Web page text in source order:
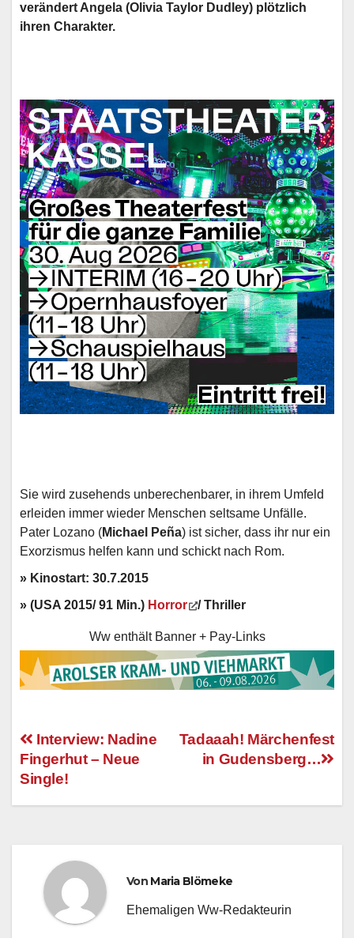
verändert Angela (Olivia Taylor Dudley) plötzlich
ihren Charakter.
Sie wird zusehends unberechenbarer, in ihrem Umfeld
erleiden immer wieder Menschen seltsame Unfälle.
Pater Lozano (Michael Peña) ist sicher, dass ihr nur ein
Exorzismus helfen kann und schickt nach Rom.
» Kinostart: 30.7.2015
» (USA 2015/ 91 Min.) Horror / Thriller
Ww enthält Banner + Pay-Links
Beitragsnavigation
Tadaaah! Märchenfest
in Gudensberg…
Interview: Nadine
Fingerhut – Neue
Single!
Von Maria Blömeke
Ehemaligen Ww-Redakteurin